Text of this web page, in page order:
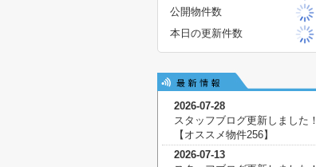
公開物件数
本日の更新件数
2026-07-28
スタッフブログ更新しました！
【 オススメ物件256】
2026-07-13